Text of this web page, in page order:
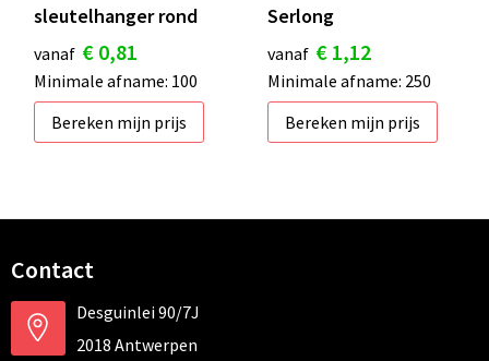
sleutelhanger rond
vanaf € 0,81
Minimale afname: 100
Bereken mijn prijs
Serlong
vanaf € 1,12
Minimale afname: 250
Bereken mijn prijs
Contact
Desguinlei 90/7J
2018 Antwerpen